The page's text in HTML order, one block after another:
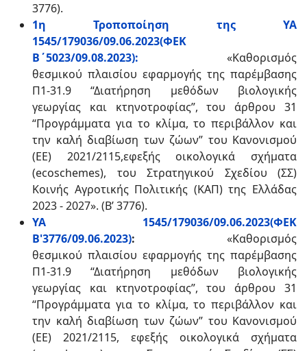
3776).
1η Τροποποίηση της ΥΑ
1545/179036/09.06.2023(ΦΕΚ
Β΄5023/09.08.2023): «Καθορισμός
θεσμικού πλαισίου εφαρμογής της παρέμβασης
Π1-31.9 “Διατήρηση μεθόδων βιολογικής
γεωργίας και κτηνοτροφίας”, του άρθρου 31
“Προγράμματα για το κλίμα, το περιβάλλον και
την καλή διαβίωση των ζώων” του Κανονισμού
(ΕΕ) 2021/2115,εφεξής οικολογικά σχήματα
(ecoschemes), του Στρατηγικού Σχεδίου (ΣΣ)
Κοινής Αγροτικής Πολιτικής (ΚΑΠ) της Ελλάδας
2023 - 2027». (Β’ 3776).
ΥΑ 1545/179036/09.06.2023(ΦΕΚ
Β'3776/09.06.2023): «Καθορισμός
θεσμικού πλαισίου εφαρμογής της παρέμβασης
Π1-31.9 “Διατήρηση μεθόδων βιολογικής
γεωργίας και κτηνοτροφίας”, του άρθρου 31
“Προγράμματα για το κλίμα, το περιβάλλον και
την καλή διαβίωση των ζώων” του Κανονισμού
(ΕΕ) 2021/2115, εφεξής οικολογικά σχήματα